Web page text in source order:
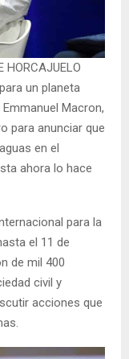
HORCAJUELO
un planeta
Macron,
para anunciar que
en el
ahora lo hace
para la
el 11 de
de mil 400
civil y
acciones que